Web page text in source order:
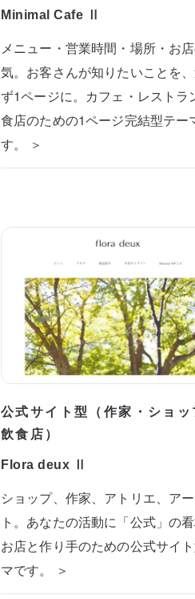
Minimal Cafe Ⅱ
メニュー・営業時間・場所・お
気。お客さんが知りたいことを
ず1ページに。カフェ・レストラ
食店のための1ページ完結型テー
す。 ＞
公式サイト型（作家・ショッ
飲食店）
Flora deux Ⅱ
ショップ、作家、アトリエ、ア
ト。あなたの活動に「公式」の看
お店と作り手のための公式サイ
マです。 ＞